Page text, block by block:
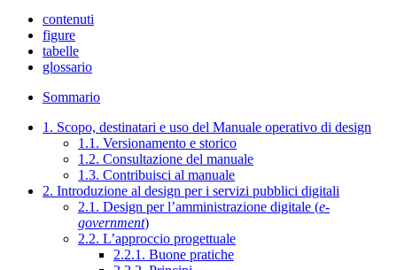
contenuti
figure
tabelle
glossario
Sommario
1. Scopo, destinatari e uso del Manuale operativo di design
1.1. Versionamento e storico
1.2. Consultazione del manuale
1.3. Contribuisci al manuale
2. Introduzione al design per i servizi pubblici digitali
2.1. Design per l’amministrazione digitale (e-
government)
2.2. L’approccio progettuale
2.2.1. Buone pratiche